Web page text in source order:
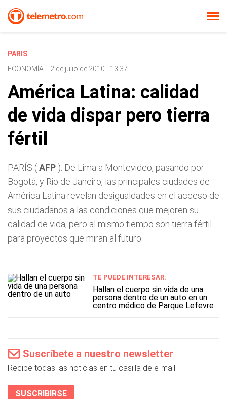
PARIS
ECONOMÍA - 2 de julio de 2010 - 13:37
América Latina: calidad
de vida dispar pero tierra
fértil
PARÍS (AFP ). De Lima a Montevideo, pasando por
Bogotá, y Rio de Janeiro, las principales ciudades de
América Latina revelan desigualdades en el acceso de
sus ciudadanos a las condiciones que mejoren su
calidad de vida, pero al mismo tiempo son tierra fértil
para proyectos que miran al futuro.
TE PUEDE INTERESAR:
Hallan el cuerpo sin vida de una
persona dentro de un auto en un
centro médico de Parque Lefevre
Suscríbete a nuestro newsletter
Recibe todas las noticias en tu casilla de e-mail.
SUSCRIBIRSE